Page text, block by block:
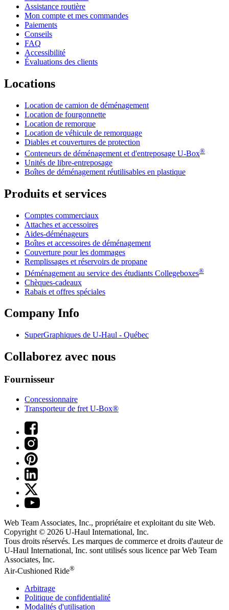
Assistance routière
Mon compte et mes commandes
Paiements
Conseils
FAQ
Accessibilité
Évaluations des clients
Locations
Location de camion de déménagement
Location de fourgonnette
Location de remorque
Location de véhicule de remorquage
Diables et couvertures de protection
Conteneurs de déménagement et d'entreposage U-Box®
Unités de libre-entreposage
Boîtes de déménagement réutilisables en plastique
Produits et services
Comptes commerciaux
Attaches et accessoires
Aides-déménageurs
Boîtes et accessoires de déménagement
Couverture pour les dommages
Remplissages et réservoirs de propane
Déménagement au service des étudiants Collegeboxes®
Chèques-cadeaux
Rabais et offres spéciales
Company Info
SuperGraphiques de U-Haul - Québec
Collaborez avec nous
Fournisseur
Concessionnaire
Transporteur de fret U-Box®
Web Team Associates, Inc., propriétaire et exploitant du site Web.
Copyright © 2026 U-Haul International, Inc.
Tous droits réservés. Les marques de commerce et droits d'auteur de
U-Haul International, Inc. sont utilisés sous licence par Web Team
Associates, Inc.
Air-Cushioned Ride®
Arbitrage
Politique de confidentialité
Modalités d'utilisation